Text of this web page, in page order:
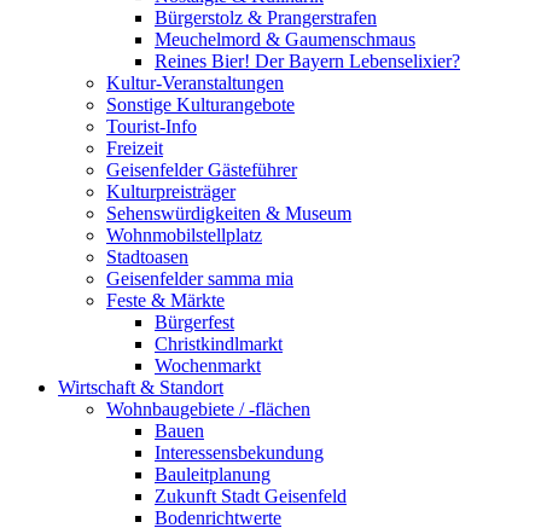
Bürgerstolz & Prangerstrafen
Meuchelmord & Gaumenschmaus
Reines Bier! Der Bayern Lebenselixier?
Kultur-Veranstaltungen
Sonstige Kulturangebote
Tourist-Info
Freizeit
Geisenfelder Gästeführer
Kulturpreisträger
Sehenswürdigkeiten & Museum
Wohnmobilstellplatz
Stadtoasen
Geisenfelder samma mia
Feste & Märkte
Bürgerfest
Christkindlmarkt
Wochenmarkt
Wirtschaft & Standort
Wohnbaugebiete / -flächen
Bauen
Interessensbekundung
Bauleitplanung
Zukunft Stadt Geisenfeld
Bodenrichtwerte